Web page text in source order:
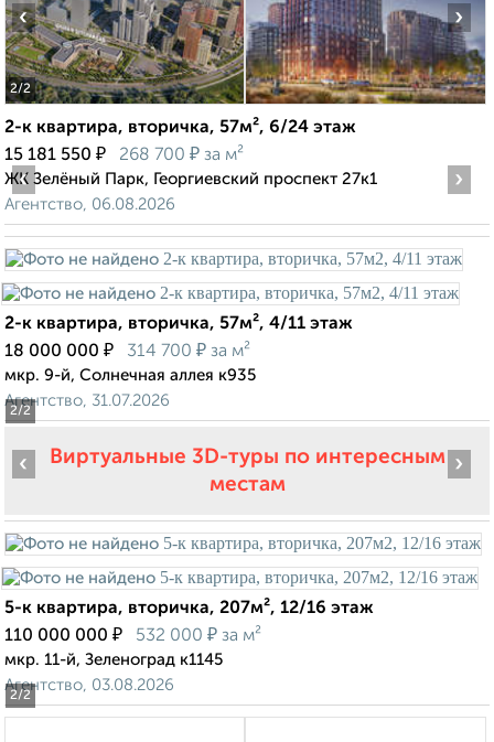
2/2
‹ ›
2-к квартира, вторичка, 57м², 6/24 этаж
15 181 550 ₽ 268 700 ₽ за м²
ЖК Зелёный Парк, Георгиевский проспект 27к1
Агентство, 06.08.2026
2/2
‹ ›
2-к квартира, вторичка, 57м², 4/11 этаж
18 000 000 ₽ 314 700 ₽ за м²
мкр. 9-й, Солнечная аллея к935
Агентство, 31.07.2026
Виртуальные 3D-туры по интересным
местам
2/2
‹ ›
5-к квартира, вторичка, 207м², 12/16 этаж
110 000 000 ₽ 532 000 ₽ за м²
мкр. 11-й, Зеленоград к1145
Агентство, 03.08.2026